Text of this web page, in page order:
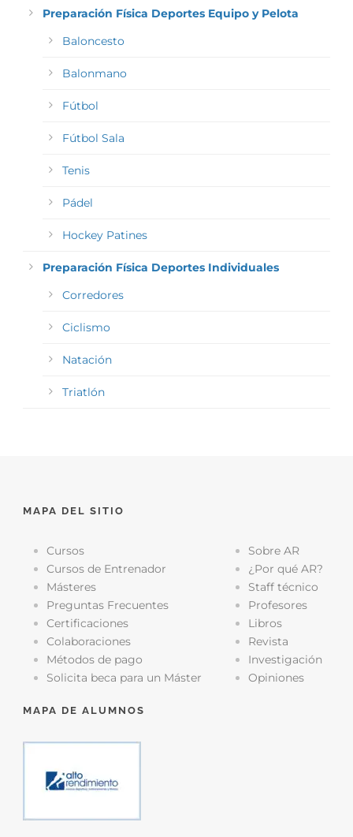
Preparación Física Deportes Equipo y Pelota
Baloncesto
Balonmano
Fútbol
Fútbol Sala
Tenis
Pádel
Hockey Patines
Preparación Física Deportes Individuales
Corredores
Ciclismo
Natación
Triatlón
MAPA DEL SITIO
Cursos
Cursos de Entrenador
Másteres
Preguntas Frecuentes
Certificaciones
Colaboraciones
Métodos de pago
Solicita beca para un Máster
Sobre AR
¿Por qué AR?
Staff técnico
Profesores
Libros
Revista
Investigación
Opiniones
MAPA DE ALUMNOS